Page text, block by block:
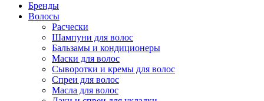
Бренды
Волосы
Расчески
Шампуни для волос
Бальзамы и кондиционеры
Маски для волос
Сыворотки и кремы для волос
Спреи для волос
Масла для волос